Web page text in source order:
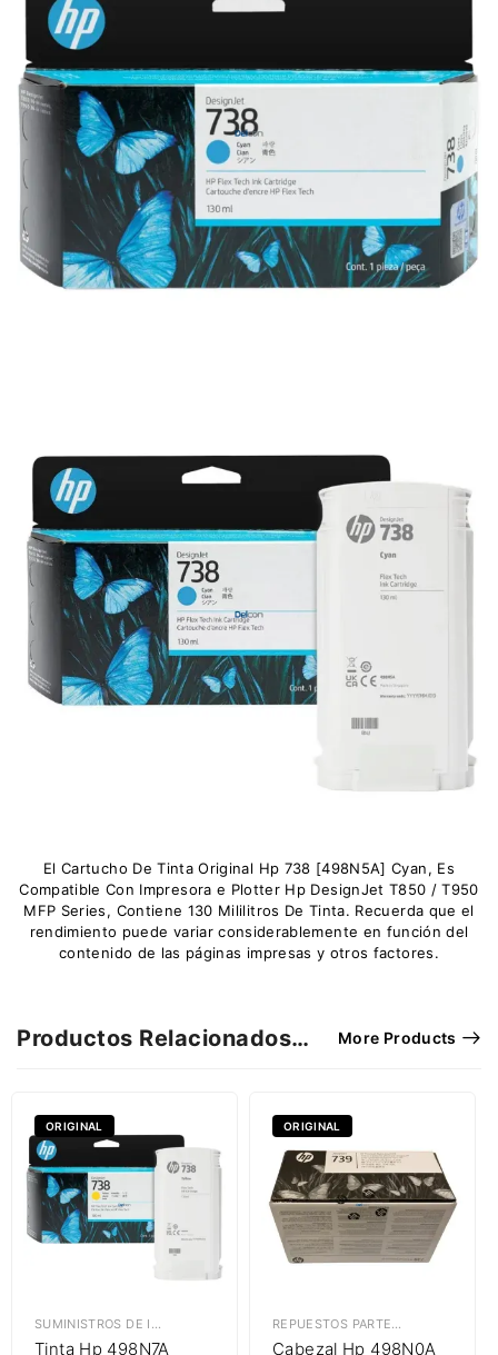
El Cartucho De Tinta Original Hp 738 [498N5A] Cyan, Es
Compatible Con Impresora e Plotter Hp DesignJet T850 / T950
MFP Series, Contiene 130 Mililitros De Tinta. Recuerda que el
rendimiento puede variar considerablemente en función del
contenido de las páginas impresas y otros factores.
Productos Relacionados… More Products
ORIGINAL
SUMINISTROS DE IMPRESIÓN TINTAS HP
Tinta Hp 498N7A
ORIGINAL
REPUESTOS PARTES & PIEZAS
Cabezal Hp 498N0A